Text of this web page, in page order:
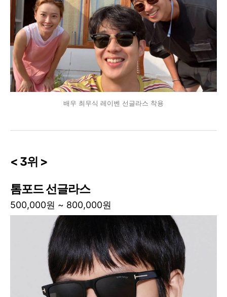
배우 최우식 레이벤 선글라스 착용
< 3위 >
톰포드 선글라스
500,000원 ~ 800,000원